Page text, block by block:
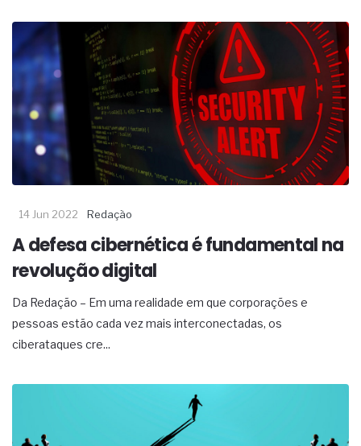
14 Jun 2022 Redação
A defesa cibernética é fundamental na
revolução digital
Da Redação – Em uma realidade em que corporações e
pessoas estão cada vez mais interconectadas, os
ciberataques cre...